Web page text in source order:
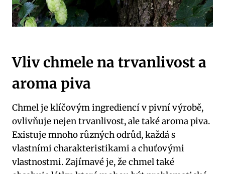
Vliv chmele na trvanlivost a
aroma piva
Chmel je klíčovým ingrediencí v pivní výrobě,
ovlivňuje nejen trvanlivost, ale také aroma piva.
Existuje mnoho různých odrůd, každá s
vlastními charakteristikami a chuťovými
vlastnostmi. Zajímavé je, že chmel také